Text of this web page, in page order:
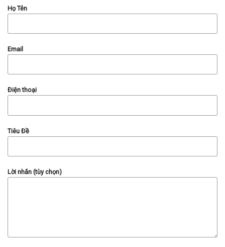
Họ Tên
Email
Điện thoại
Tiêu Đề
Lời nhắn (tùy chọn)